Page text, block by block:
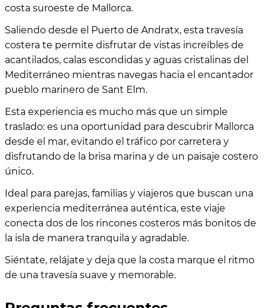
costa suroeste de Mallorca.
Saliendo desde el Puerto de Andratx, esta travesía
costera te permite disfrutar de vistas increíbles de
acantilados, calas escondidas y aguas cristalinas del
Mediterráneo mientras navegas hacia el encantador
pueblo marinero de Sant Elm.
Esta experiencia es mucho más que un simple
traslado: es una oportunidad para descubrir Mallorca
desde el mar, evitando el tráfico por carretera y
disfrutando de la brisa marina y de un paisaje costero
único.
Ideal para parejas, familias y viajeros que buscan una
experiencia mediterránea auténtica, este viaje
conecta dos de los rincones costeros más bonitos de
la isla de manera tranquila y agradable.
Siéntate, relájate y deja que la costa marque el ritmo
de una travesía suave y memorable.